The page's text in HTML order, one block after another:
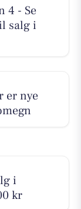
4 - Se
salg i
er nye
i
kr